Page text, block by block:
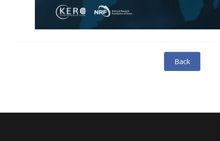
Back